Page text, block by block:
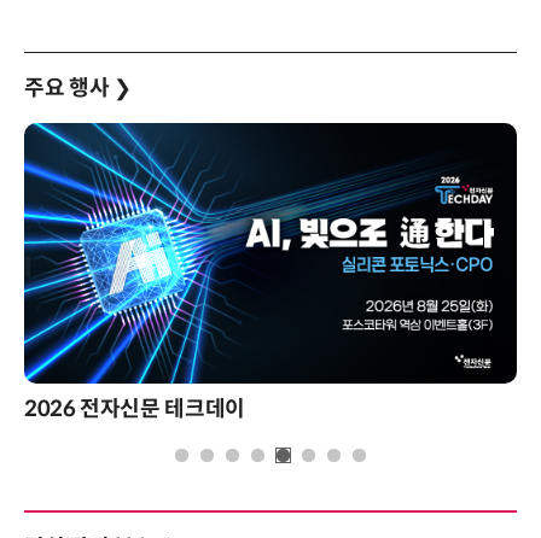
주요 행사 ❯
2026 전자신문 테크데이